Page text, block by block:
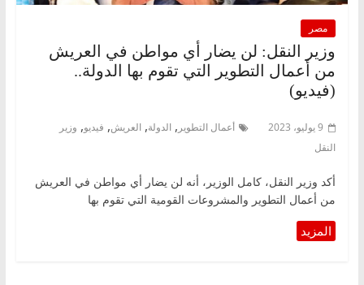
مصر
وزير النقل: لن يضار أي مواطن في العريش
من أعمال التطوير التي تقوم بها الدولة..
(فيديو)
9 يوليو، 2023 أعمال التطوير , الدولة, العريش, فيديو, وزير
النقل
أكد وزير النقل، كامل الوزير، أنه لن يضار أي مواطن في العريش
من أعمال التطوير والمشروعات القومية التي تقوم بها